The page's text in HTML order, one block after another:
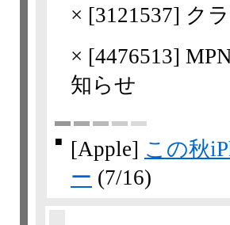
× [3121537] ク
× [4476513]
知らせ
■ [Apple] この秋
ー (7/16)